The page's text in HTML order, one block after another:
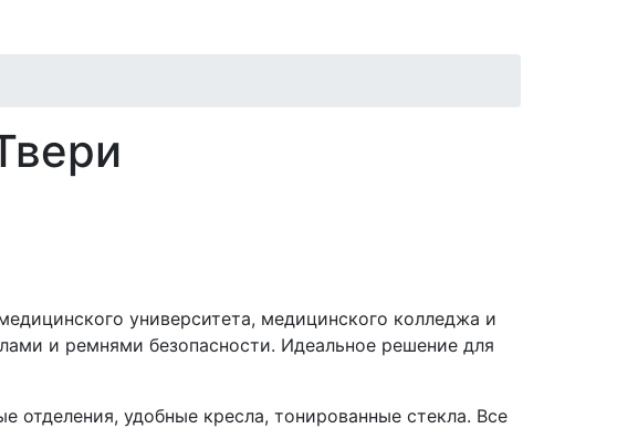
университета, медицинского колледжа и
и ремнями безопасности. Идеальное решение для
отделения, удобные кресла, тонированные стекла. Все